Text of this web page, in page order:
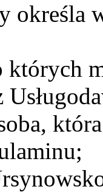
określa
których